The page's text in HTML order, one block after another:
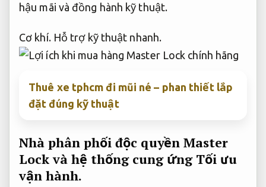
hậu mãi và đồng hành kỹ thuật.
Cơ khí. Hỗ trợ kỹ thuật nhanh.
Thuê xe tphcm đi mũi né – phan thiết lắp
đặt đúng kỹ thuật
Nhà phân phối độc quyền Master
Lock và hệ thống cung ứng Tối ưu
vận hành.